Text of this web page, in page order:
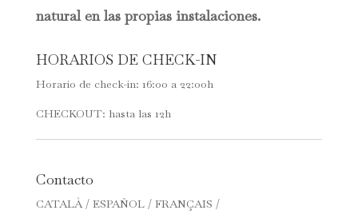
natural en las propias instalaciones.
HORARIOS DE CHECK-IN
Horario de check-in: 16:00 a 22:00h
CHECKOUT: hasta las 12h
Contacto
CATALÀ / ESPAÑOL / FRANÇAIS /